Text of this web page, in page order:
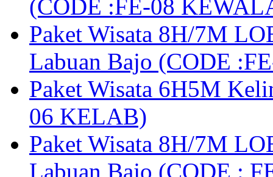
(CODE :FE-08
Paket Wisata 8H/7M
Labuan Bajo (CODE
Paket Wisata 6H5M
06 KELAB)
Paket Wisata 8H/7M
Labuan Bajo (CODE :